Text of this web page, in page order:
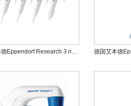
德国艾本德Eppendorf Research 3 neo手动移液器